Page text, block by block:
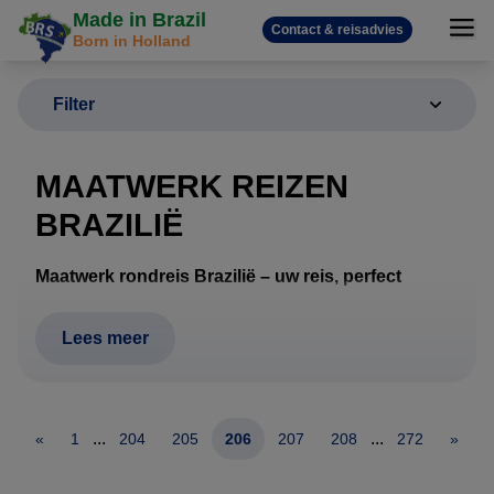
Made in Brazil
Born in Holland
Contact & reisadvies
Filter
MAATWERK REIZEN
BRAZILIË
Maatwerk rondreis Brazilië – uw reis, perfect
Een rondreis door Brazilië vraagt om meer dan alleen
natuur vragen om een doordachte route. Daarom
Lees meer
« 1 ... 204 205 206 207 208 ... 272 »